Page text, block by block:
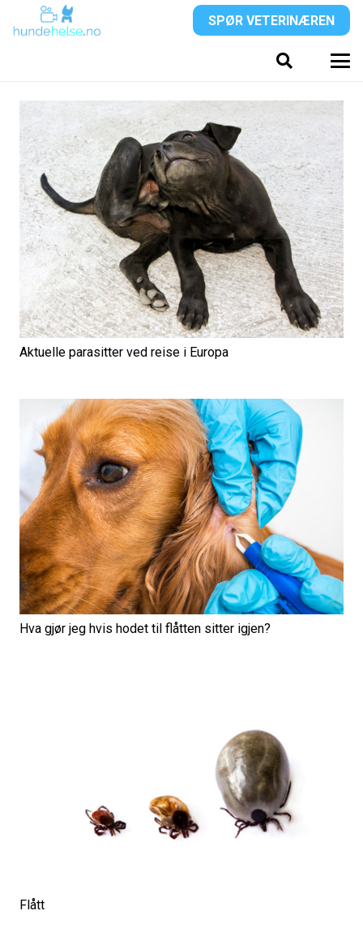
SPØR VETERINÆREN
Aktuelle parasitter ved reise i Europa
Hva gjør jeg hvis hodet til flåtten sitter igjen?
Flått